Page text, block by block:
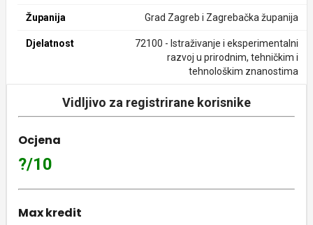
Županija Grad Zagreb i Zagrebačka županija
Djelatnost
72100 - Istraživanje i eksperimentalni
razvoj u prirodnim, tehničkim i
tehnološkim znanostima
Vidljivo za registrirane korisnike
Ocjena
?/10
Max kredit